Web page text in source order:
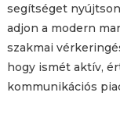
segítséget
adjon a modern
szakmai
hogy ismét aktív,
kommunikációs